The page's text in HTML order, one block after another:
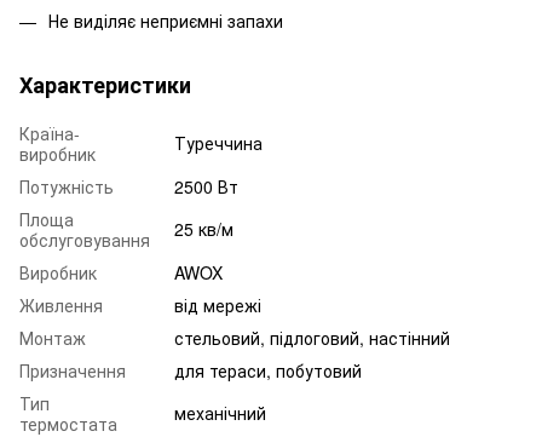
Не виділяє неприємні запахи
Характеристики
Країна-
виробник
Туреччина
Потужність
2500 Вт
Площа
обслуговування
25 кв/м
Виробник
AWOX
Живлення
від мережі
Монтаж
стельовий, підлоговий, настінний
Призначення
для тераси, побутовий
Тип
термостата
механічний